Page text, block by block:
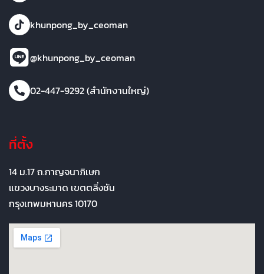
khunpong_by_ceoman
@khunpong_by_ceoman
02-447-9292 (สำนักงานใหญ่)
ที่ตั้ง
14 ม.17 ถ.กาญจนาภิเษก
แขวงบางระมาด เขตตลิ่งชัน
กรุงเทพมหานคร 10170